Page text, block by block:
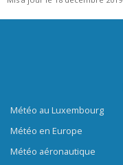
Météo au Luxembourg
Météo en Europe
Météo aéronautique